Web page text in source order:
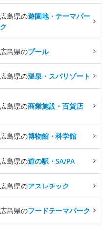
広島県の遊園地・テーマパー
ク
広島県のプール
広島県の温泉・スパリゾート
広島県の商業施設・百貨店
広島県の博物館・科学館
広島県の道の駅・SA/PA
広島県のアスレチック
広島県のフードテーマパーク